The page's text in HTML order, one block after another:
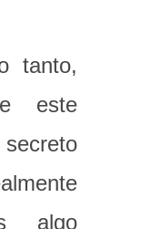
tanto,
este
algo